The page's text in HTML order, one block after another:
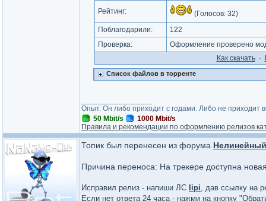
Рейтинг: (Голосов: 32)
Поблагодарили:
122
Проверка:
Оформление проверено
Как cкачать·
Список файлов в торренте
Опыт. Он либо приходит с годами. Либо не приходит
50 Mbit/s
1000 Mbit/s
Правила и рекомендации по оформлению релизов
Топик был перенесен из форума
Причина переноса: На трекере доступна
Исправил релиз - напиши ЛС lipi, дав ссылку на
Если нет ответа 24 часа - нажми на кнопку